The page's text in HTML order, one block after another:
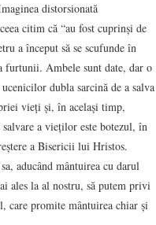
distorsionată
citim că “au fost cuprinși de
a început să se scufunde în
furtunii. Ambele sunt date, dar o
dubla sarcină de a salva
vieți și, în același timp,
a vieților este botezul, în
a Bisericii lui Hristos.
aducând mântuirea cu darul
ales la al nostru, să putem privi
promite mântuirea chiar și